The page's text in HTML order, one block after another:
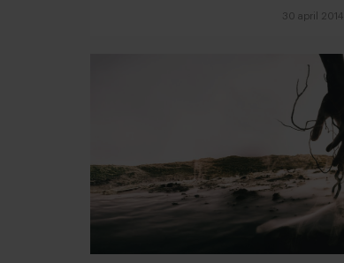
30 april 2014